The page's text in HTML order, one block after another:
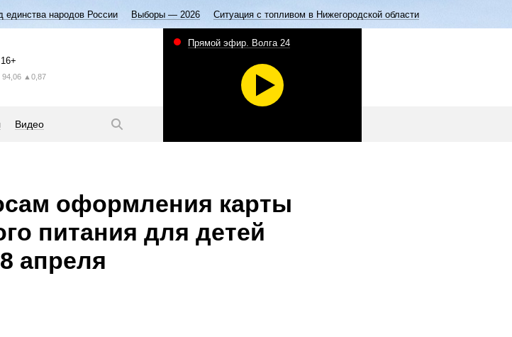
единства народов России Выборы — 2026 Ситуация с топливом в Нижегородской области
16+
94,06 ▲0,87
Видео
Прямой эфир. Волга 24
оформления карты
питания для детей
апреля